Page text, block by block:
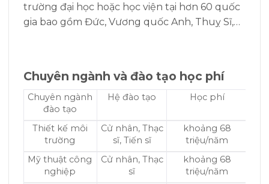
trường đại học hoặc học viện tại hơn 60 quốc
gia bao gồm Đức, Vương quốc Anh, Thuỵ Sĩ,…
Chuyên ngành và đào tạo học phí
Chuyên ngành
đào tạo
Hệ đào tạo Học phí
Thiết kế môi
trường
Cử nhân, Thạc
sĩ, Tiến sĩ
khoảng 68
triệu/năm
Mỹ thuật công
nghiệp
Cử nhân, Thạc
sĩ
khoảng 68
triệu/năm